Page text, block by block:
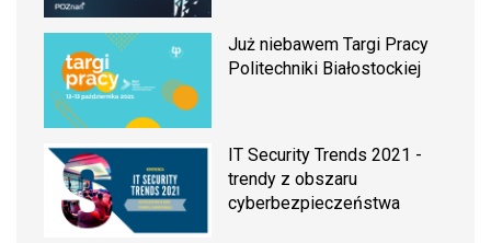
Już niebawem Targi Pracy
Politechniki Białostockiej
IT Security Trends 2021 -
trendy z obszaru
cyberbezpieczeństwa